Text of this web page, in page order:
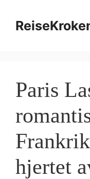
innhold
Paris
hjertet